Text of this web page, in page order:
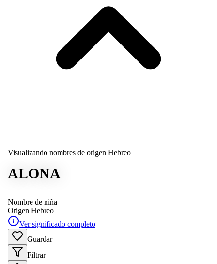
Visualizando nombres de origen Hebreo
ALONA
Nombre de niña
Origen Hebreo
Ver significado completo
Guardar
Filtrar